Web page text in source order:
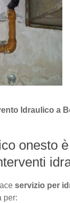
Idraulico a
onesto
servizio per
per: